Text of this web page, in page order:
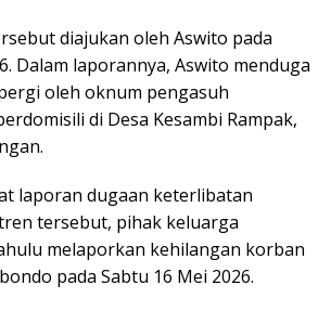
diajukan oleh Aswito pada
Dalam laporannya, Aswito menduga
oleh oknum pengasuh
di Desa Kesambi Rampak,
laporan dugaan keterlibatan
tersebut, pihak keluarga
melaporkan kehilangan korban
pada Sabtu 16 Mei 2026.